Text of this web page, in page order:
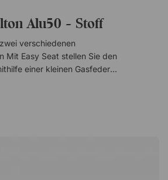
Alu50 - Stoff
verschiedenen
Mit Easy Seat stellen Sie den
einer kleinen Gasfeder ein. Mit
und ergonomisch sitzen. Aktiver
Form Dalton von Global ist ein